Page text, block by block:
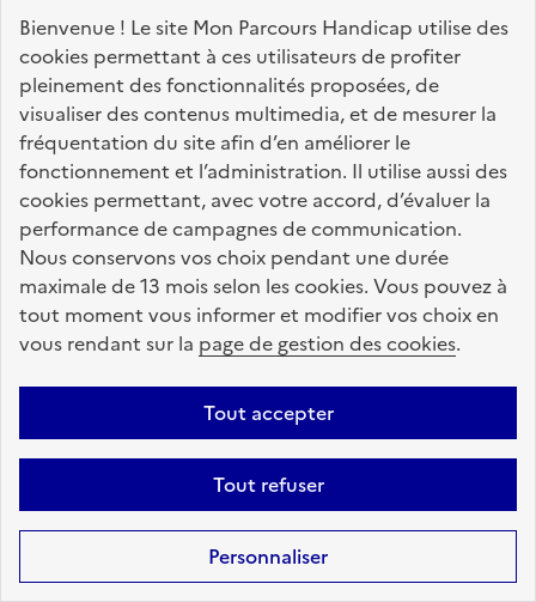
Bienvenue ! Le site Mon Parcours Handicap utilise des
cookies permettant à ces utilisateurs de profiter
pleinement des fonctionnalités proposées, de
visualiser des contenus multimedia, et de mesurer la
fréquentation du site afin d’en améliorer le
fonctionnement et l’administration. Il utilise aussi des
cookies permettant, avec votre accord, d’évaluer la
performance de campagnes de communication.
Nous conservons vos choix pendant une durée
maximale de 13 mois selon les cookies. Vous pouvez à
tout moment vous informer et modifier vos choix en
vous rendant sur la page de gestion des cookies.
Tout accepter
Tout refuser
Personnaliser
Mon Parcours Handicap, le site officiel pour les
personnes en situation de handicap et leurs aidants.
Retrouvez sur ce site, développé par la Caisse
nationale de solidarité pour l'autonomie (Cnsa) en
partenariat avec la Caisse des Dépôts (CDC), toutes
les informations, ressources et services utiles pour
connaître vos droits, effectuer vos démarches,
identifier vos interlocuteurs.
Nos sites partenaires
info.gouv.fr service-public.fr legifrance.gouv.fr
La Caisse des Dépôts
accompagne les parcours
de vie